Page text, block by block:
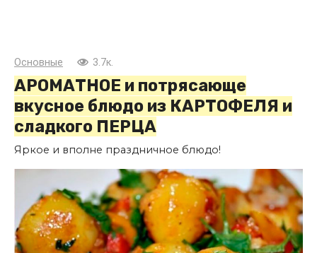
Основные 3.7к.
АРОМАТНОЕ и потрясающе
вкусное блюдо из КАРТОФЕЛЯ и
сладкого ПЕРЦА
Яркое и вполне праздничное блюдо!